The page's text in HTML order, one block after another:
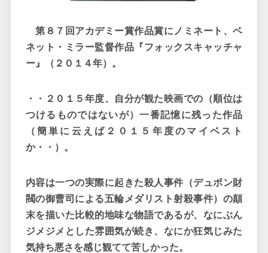
第８７回アカデミー賞作品賞にノミネート、ベ
ネット・ミラー監督作品『フォックスキャッチャ
ー』（２０１４年）。
・・２０１５年度、自分が観た映画での（順位は
つけるものではないが）一番記憶に残った作品
（簡単に云えば２０１５年度のマイベスト
か・・）。
内容は一つの実際に起きた殺人事件（デュポン財
閥の御曹司による五輪メダリスト射殺事件）の顛
末を描いた比較的地味な物語であるが、なにぶん
ジメジメとした雰囲気が続き、なにか狂気じみた
気持ち悪さを感じ観てて苦しかった。